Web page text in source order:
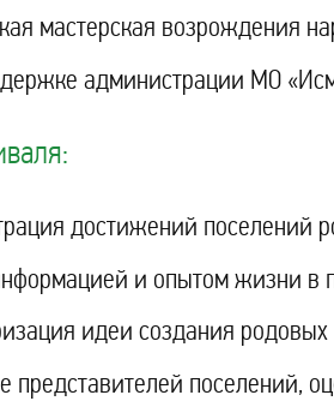
мастерская возрождения
администрации МО
достижений поселений
и опытом жизни в
идеи создания родовых
представителей поселений,